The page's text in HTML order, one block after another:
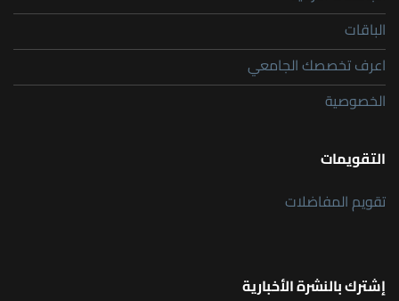
الباقات
اعرف تخصصك الجامعي
الخصوصية
التقويمات
تقويم المفاضلات
إشترك بالنشرة الأخبارية